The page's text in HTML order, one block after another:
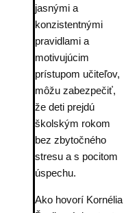
jasnými a
konzistentnými
pravidlami a
motivujúcim
prístupom učiteľov,
môžu zabezpečiť,
že deti prejdú
školským rokom
bez zbytočného
stresu a s pocitom
úspechu.
Ako hovorí Kornélia